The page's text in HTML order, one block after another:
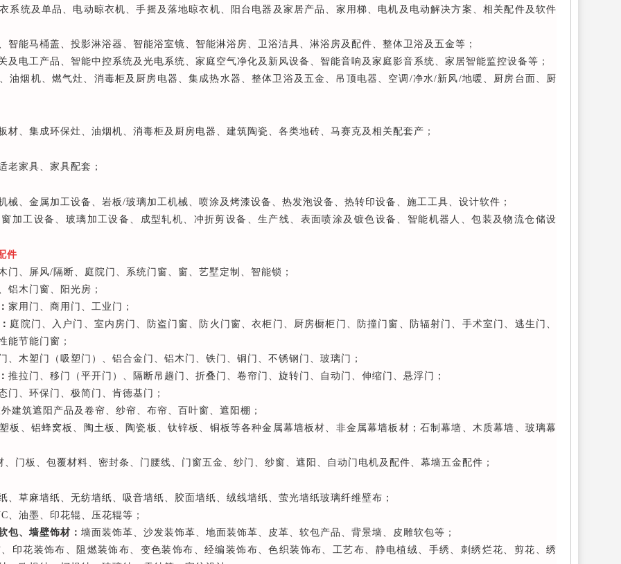
系统及单品、电动晾衣机、手摇及落地晾衣机、阳台电器及家居产品、家用梯、电机及电动解决方案、相关配件及软件
智能马桶盖、投影淋浴器、智能浴室镜、智能淋浴房、卫浴洁具、淋浴房及配件、整体卫浴及五金等；
及电工产品、智能中控系统及光电系统、家庭空气净化及新风设备、智能音响及家庭影音系统、家居智能监控设备等；
油烟机、燃气灶、消毒柜及厨房电器、集成热水器、整体卫浴及五金、吊顶电器、空调/净水/新风/地暖、厨房台面、厨
、集成环保灶、油烟机、消毒柜及厨房电器、建筑陶瓷、各类地砖、马赛克及相关配套产；
家具、家具配套；
械、金属加工设备、岩板/玻璃加工机械、喷涂及烤漆设备、热发泡设备、热转印设备、施工工具、设计软件；
加工设备、玻璃加工设备、成型轧机、冲折剪设备、生产线、表面喷涂及镀色设备、智能机器人、包装及物流仓储设
件
门、屏风/隔断、庭院门、系统门窗、窗、艺墅定制、智能锁；
铝木门窗、阳光房；
家用门、商用门、工业门；
庭院门、入户门、室内房门、防盗门窗、防火门窗、衣柜门、厨房橱柜门、防撞门窗、防辐射门、手术室门、逃生门、
能节能门窗；
、木塑门（吸塑门）、铝合金门、铝木门、铁门、铜门、不锈钢门、玻璃门；
推拉门、移门（平开门）、隔断吊趟门、折叠门、卷帘门、旋转门、自动门、伸缩门、悬浮门；
门、环保门、极简门、肯德基门；
建筑遮阳产品及卷帘、纱帘、布帘、百叶窗、遮阳棚；
板、铝蜂窝板、陶土板、陶瓷板、钛锌板、铜板等各种金属幕墙板材、非金属幕墙板材；石制幕墙、木质幕墙、玻璃幕
、门板、包覆材料、密封条、门腰线、门窗五金、纱门、纱窗、遮阳、自动门电机及配件、幕墙五金配件；
、草麻墙纸、无纺墙纸、吸音墙纸、胶面墙纸、绒线墙纸、萤光墙纸玻璃纤维壁布；
、油墨、印花辊、压花辊等；
包、墙壁饰材： 墙面装饰革、沙发装饰革、地面装饰革、皮革、软包产品、背景墙、皮雕软包等；
印花装饰布、阻燃装饰布、变色装饰布、经编装饰布、色织装饰布、工艺布、静电植绒、手绣、刺绣烂花、剪花、绣